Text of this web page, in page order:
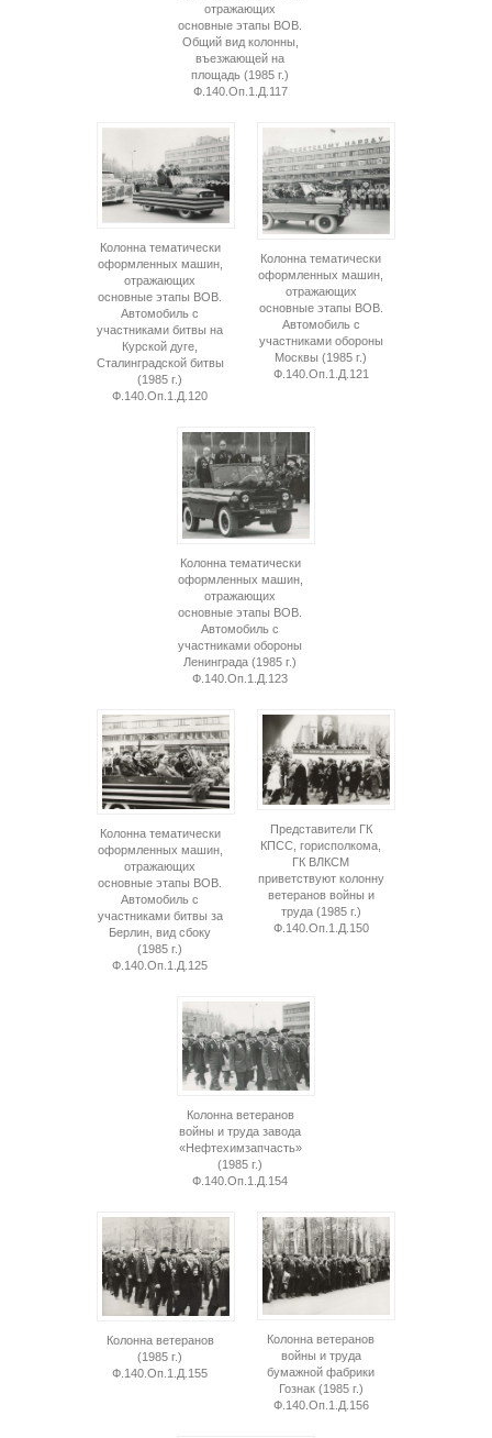
отражающих
основные этапы ВОВ.
Общий вид колонны,
въезжающей на
площадь (1985 г.)
Ф.140.Оп.1.Д.117
Колонна тематически
оформленных машин,
отражающих
основные этапы ВОВ.
Автомобиль с
участниками битвы на
Курской дуге,
Сталинградской битвы
(1985 г.)
Ф.140.Оп.1.Д.120
Колонна тематически
оформленных машин,
отражающих
основные этапы ВОВ.
Автомобиль с
участниками обороны
Москвы (1985 г.)
Ф.140.Оп.1.Д.121
Колонна тематически
оформленных машин,
отражающих
основные этапы ВОВ.
Автомобиль с
участниками обороны
Ленинграда (1985 г.)
Ф.140.Оп.1.Д.123
Колонна тематически
оформленных машин,
отражающих
основные этапы ВОВ.
Автомобиль с
участниками битвы за
Берлин, вид сбоку
(1985 г.)
Ф.140.Оп.1.Д.125
Представители ГК
КПСС, горисполкома,
ГК ВЛКСМ
приветствуют колонну
ветеранов войны и
труда (1985 г.)
Ф.140.Оп.1.Д.150
Колонна ветеранов
войны и труда завода
«Нефтехимзапчасть»
(1985 г.)
Ф.140.Оп.1.Д.154
Колонна ветеранов
(1985 г.)
Ф.140.Оп.1.Д.155
Колонна ветеранов
войны и труда
бумажной фабрики
Гознак (1985 г.)
Ф.140.Оп.1.Д.156